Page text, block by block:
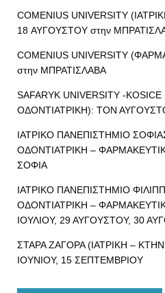
COMENIUS UNIVERSITY
18 ΑΥΓΟΥΣΤΟΥ στην
COMENIUS UNIVERSITY
στην ΜΠΡΑΤΙΣΛΑΒΑ
SAFARYK UNIVERSITY -KOSICE
ΟΔΟΝΤΙΑΤΡΙΚΗ): ΤΟΝ
ΙΑΤΡΙΚΟ ΠΑΝΕΠΙΣΤΗΜΙΟ
ΟΔΟΝΤΙΑΤΡΙΚΗ –
ΣΟΦΙΑ
ΙΑΤΡΙΚΟ ΠΑΝΕΠΙΣΤΗΜΙΟ
ΟΔΟΝΤΙΑΤΡΙΚΗ –
ΙΟΥΛΙΟΥ, 29 ΑΥΓΟΥΣΤΟΥ, 30
ΣΤΑΡΑ ΖΑΓΟΡΑ (ΙΑΤΡΙΚΗ –
ΙΟΥΝΙΟΥ, 15 ΣΕΠΤΕΜΒΡΙΟΥ